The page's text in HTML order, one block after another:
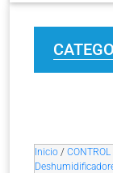
Inicio /